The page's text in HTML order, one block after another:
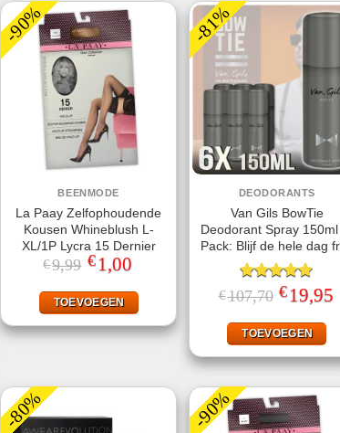
-90%
BEENMODE
La Paay Zelfophoudende
Kousen Whineblush L-
XL/1P Lycra 15 Dernier
€9,99 Oorspronkelijke
prijs
€9,99.
€ 1,00Huidige
€1,00.
TOEVOEGEN
-81%
DEODORANTS
Van Gils BowTie
Deodorant Spray
Pack: Blijf de hele dag
Gewaardeerd
5.00 uit 5
€107,70
prijs
€107,70.
€ 19,95
TOEVOEGEN
-80% -90%